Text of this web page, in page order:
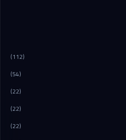
(112)
(54)
(22)
(22)
(22)